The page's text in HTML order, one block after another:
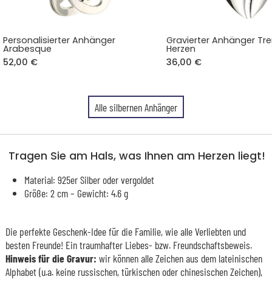
Personalisierter Anhänger
Arabesque
52,00 €
Gravierter Anhänger
Herzen
36,00 €
Alle silbernen Anhänger
Tragen Sie am Hals, was Ihnen am Herzen liegt!
Material: 925er Silber oder vergoldet
Größe: 2 cm – Gewicht: 4.6 g
Die perfekte Geschenk-Idee für die Familie, wie alle Verliebten und
besten Freunde! Ein traumhafter Liebes- bzw. Freundschaftsbeweis.
Hinweis für die Gravur: wir können alle Zeichen aus dem lateinischen
Alphabet (u.a. keine russischen, türkischen oder chinesischen Zeichen),